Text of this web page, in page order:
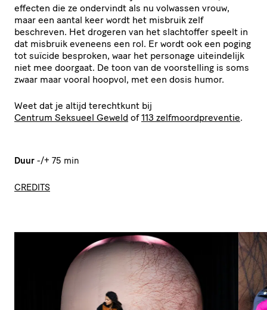
effecten die ze ondervindt als nu volwassen vrouw,
maar een aantal keer wordt het misbruik zelf
beschreven. Het drogeren van het slachtoffer speelt in
dat misbruik eveneens een rol. Er wordt ook een poging
tot suïcide besproken, waar het personage uiteindelijk
niet mee doorgaat. De toon van de voorstelling is soms
zwaar maar vooral hoopvol, met een dosis humor.
Weet dat je altijd terechtkunt bij
Centrum Seksueel Geweld of113 zelfmoordpreventie.
Duur -/+ 75 min
CREDITS